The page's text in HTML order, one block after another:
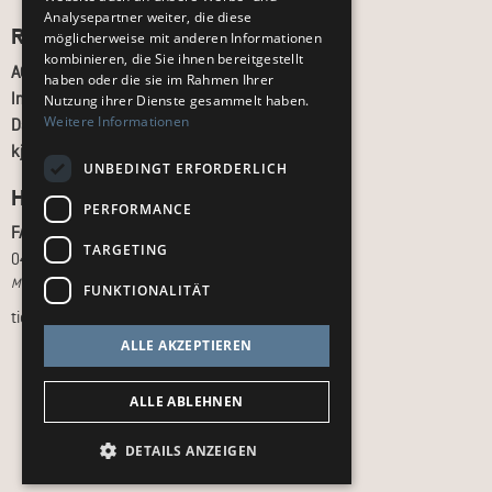
Recht und Ordnung
AGB
Impressum
Datenschutz
kj.de
Hilfe & Support
FAQ
040 - 413 22 60
Montag bis Freitag, 10:00 bis 18:00 Uhr
tickets@kj.de
Analysepartner weiter, die diese
möglicherweise mit anderen Informationen
kombinieren, die Sie ihnen bereitgestellt
haben oder die sie im Rahmen Ihrer
Nutzung ihrer Dienste gesammelt haben.
Weitere Informationen
UNBEDINGT ERFORDERLICH
PERFORMANCE
TARGETING
FUNKTIONALITÄT
ALLE AKZEPTIEREN
ALLE ABLEHNEN
DETAILS ANZEIGEN